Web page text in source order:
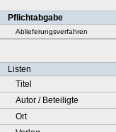
Pflichtabgabe
Ablieferungsverfahren
Listen
Titel
Autor / Beteiligte
Ort